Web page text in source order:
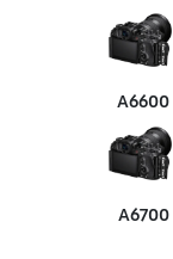
A6600
A6700